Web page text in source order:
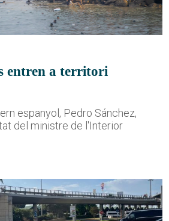
entren a territori
espanyol, Pedro Sánchez,
del ministre de l'Interior